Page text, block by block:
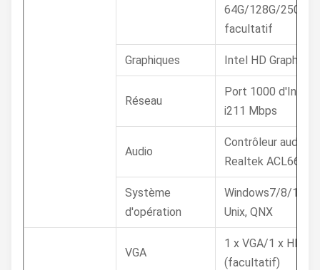
64G/128G/250G/
facultatif
Graphiques Intel HD Graphics
Réseau
Port 1000 d'Intel®
i211 Mbps
Audio
Contrôleur audio
Realtek ACL662
Système
d'opération
Windows7/8/10,
Unix, QNX
VGA
1 x VGA/1 x HD-MI
(facultatif)